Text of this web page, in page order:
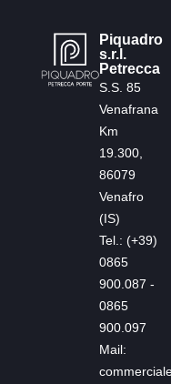
Piquadro
s.r.l.
Petrecca
S.S. 85
Venafrana
Km
19.300,
86079
Venafro
(IS)
Tel.: (+39)
0865
900.087 -
0865
900.097
Mail: